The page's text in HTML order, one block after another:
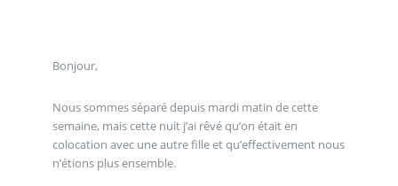
Bonjour,
Nous sommes séparé depuis mardi matin de cette
semaine, mais cette nuit j’ai rêvé qu’on était en
colocation avec une autre fille et qu’effectivement nous
n’étions plus ensemble.